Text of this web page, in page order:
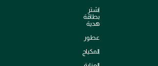
اشترِ
بطاقة
هدية
عطور
المكياج